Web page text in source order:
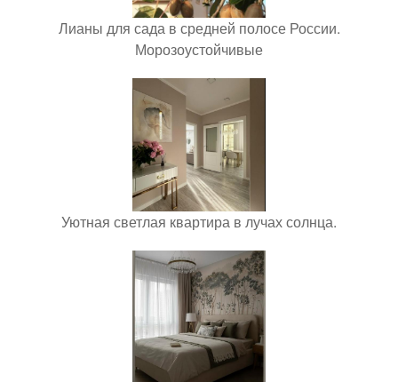
Лианы для сада в средней полосе России.
Морозоустойчивые
Уютная светлая квартира в лучах солнца.